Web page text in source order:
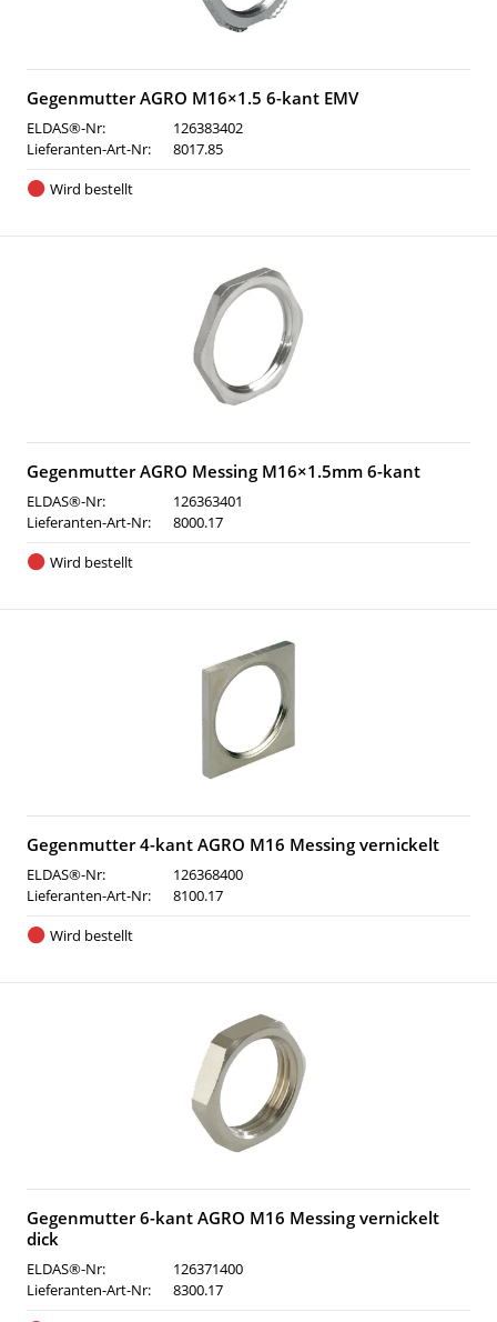
Gegenmutter AGRO M16×1.5 6-kant EMV
ELDAS®-Nr:
126383402
Lieferanten-Art-Nr:
8017.85
Wird bestellt
Gegenmutter AGRO Messing M16×1.5mm 6-kant
ELDAS®-Nr:
126363401
Lieferanten-Art-Nr:
8000.17
Wird bestellt
Gegenmutter 4-kant AGRO M16 Messing vernickelt
ELDAS®-Nr:
126368400
Lieferanten-Art-Nr:
8100.17
Wird bestellt
Gegenmutter 6-kant AGRO M16 Messing vernickelt
dick
ELDAS®-Nr:
126371400
Lieferanten-Art-Nr:
8300.17